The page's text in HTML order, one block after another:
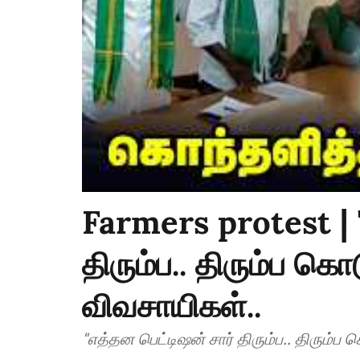
Farmers protest
திரும்ப.. திரும்ப
விவசாயிகள்..
"எத்தன பெட்டிஷன் சார் திரும்ப..